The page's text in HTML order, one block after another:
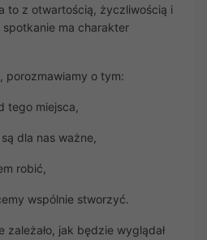
to z otwartością, życzliwością i
ma charakter
porozmawiamy o tym:
tego miejsca,
dla nas ważne,
robić,
wspólnie stworzyć.
zależało, jak będzie wyglądał